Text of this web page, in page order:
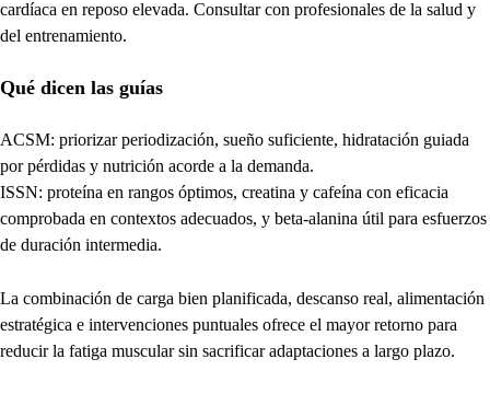
cardíaca en reposo elevada. Consultar con profesionales de la salud y
del entrenamiento.
Qué dicen las guías
ACSM: priorizar periodización, sueño suficiente, hidratación guiada
por pérdidas y nutrición acorde a la demanda.
ISSN: proteína en rangos óptimos, creatina y cafeína con eficacia
comprobada en contextos adecuados, y beta-alanina útil para esfuerzos
de duración intermedia.
La combinación de carga bien planificada, descanso real, alimentación
estratégica e intervenciones puntuales ofrece el mayor retorno para
reducir la fatiga muscular sin sacrificar adaptaciones a largo plazo.